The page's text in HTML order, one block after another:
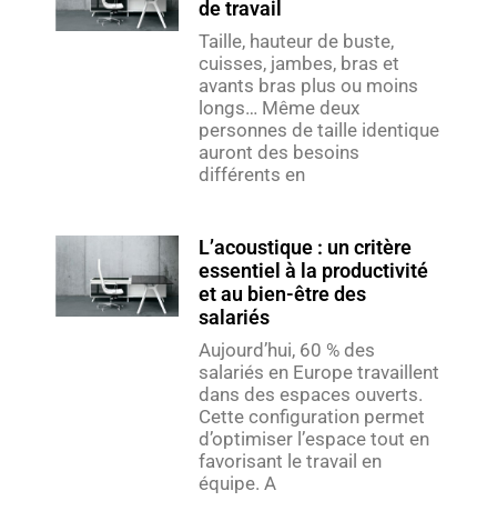
de travail
Taille, hauteur de buste,
cuisses, jambes, bras et
avants bras plus ou moins
longs… Même deux
personnes de taille identique
auront des besoins
différents en
L’acoustique : un critère
essentiel à la productivité
et au bien-être des
salariés
Aujourd’hui, 60 % des
salariés en Europe travaillent
dans des espaces ouverts.
Cette configuration permet
d’optimiser l’espace tout en
favorisant le travail en
équipe. A